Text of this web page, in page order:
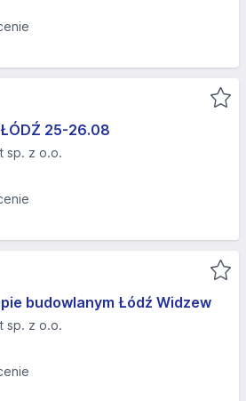
ŁÓDŹ 25-26.08​
sp. z o.o.
budowlanym Łódź Widzew
sp. z o.o.